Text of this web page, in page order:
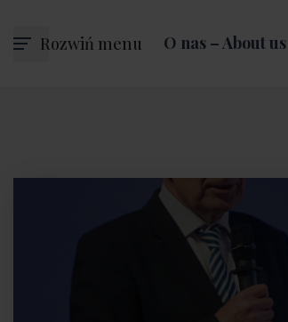
Rozwiń menu O nas – About us